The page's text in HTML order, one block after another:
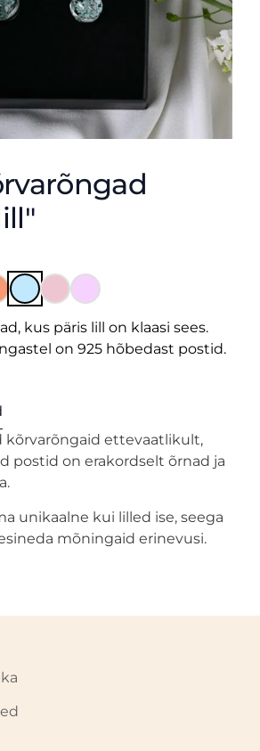
kus päris lill on klaasi sees.
on 925 hõbedast postid.
kõrvarõngaid ettevaatlikult,
postid on erakordselt õrnad ja
unikaalne kui lilled ise, seega
mõningaid erinevusi.